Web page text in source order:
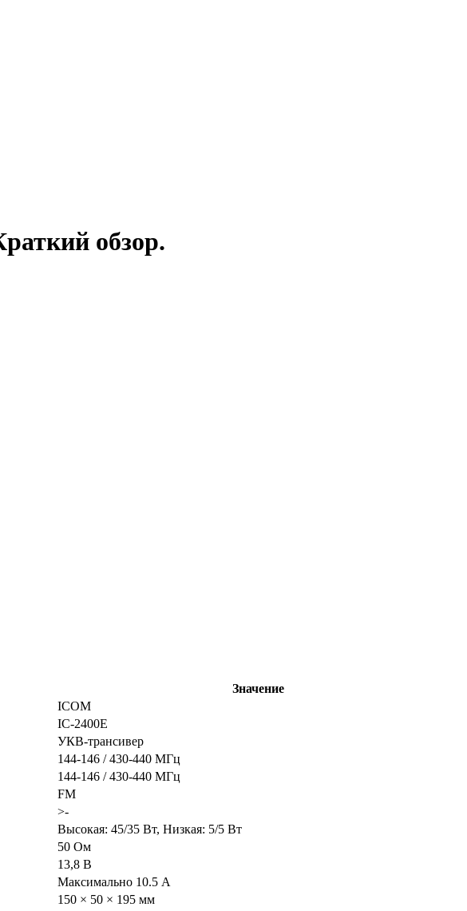
обзор.
Значение
ICOM
IC-2400E
УКВ-трансивер
144-146 / 430-440 МГц
144-146 / 430-440 МГц
FM
>-
Высокая: 45/35 Вт, Низкая: 5/5 Вт
50 Ом
13,8 В
Максимально 10.5 А
150 × 50 × 195 мм